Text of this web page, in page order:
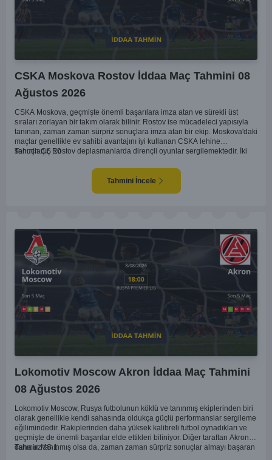
CSKA Moskova Rostov İddaa Maç Tahmini 08
Ağustos 2026
CSKA Moskova, geçmişte önemli başarılara imza atan ve sürekli üst
sıraları zorlayan bir takım olarak bilinir. Rostov ise mücadeleci yapısıyla
tanınan, zaman zaman sürpriz sonuçlara imza atan bir ekip. Moskova'daki
maçlar genellikle ev sahibi avantajını iyi kullanan CSKA lehine
sonuçlanır. Rostov deplasmanlarda dirençli oyunlar sergilemektedir. İki
göstermektedir. CSKA'nın evinde oynayacak olması ve genel istatistikler
göz önüne alındığında, CSKA'nın sahasında kolay kolay puan
kaybetmeyeceğini söyleyebiliriz.
Tahmin ÇŞ 10
Tahmini İncele
Lokomotiv Moscow Akron İddaa Maç Tahmini
08 Ağustos 2026
Lokomotiv Moscow, Rusya futbolunun köklü ve tanınmış ekiplerinden biri
olarak genellikle kendi sahasında oldukça güçlü performanslar sergileme
eğilimindedir. Rakiplerinden daha yüksek kalibreli futbol oynadıkları ve
geçmişte de önemli başarılar elde ettikleri biliniyor. Diğer taraftan Akron,
daha az tanınmış olsa da, zaman zaman sürpriz sonuçlar almayı başaran
Tahmin MS 1